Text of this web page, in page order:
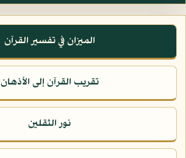
الميزان في تفسير القرآن
تقريب القرآن إلى الأذهان
نور الثقلين